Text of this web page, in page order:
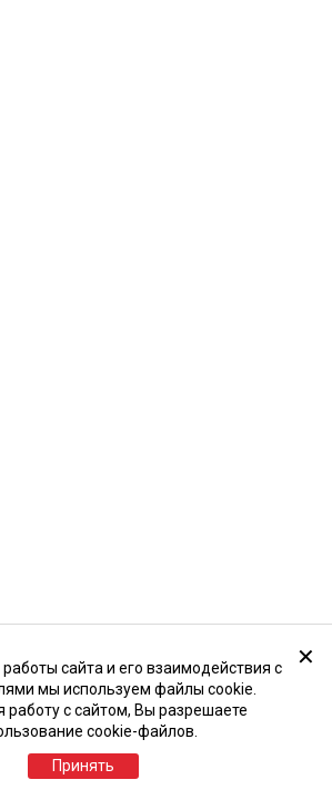
✕
сайта и его взаимодействия с
мы используем файлы cookie.
работу с сайтом, Вы разрешаете
cookie-файлов.
Принять